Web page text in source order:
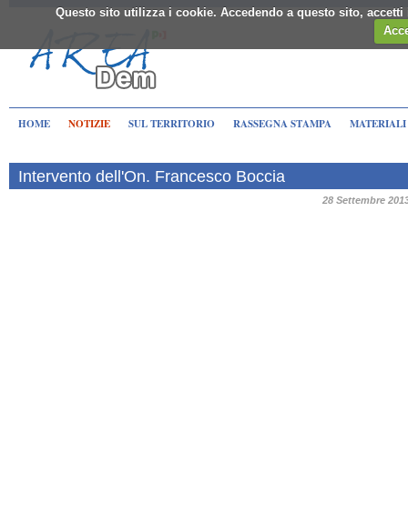
Questo sito utilizza i cookie. Accedendo a questo sito,
HOME NOTIZIE SUL TERRITORIO RASSEGNA STAMPA MATERIALI
Intervento dell'On. Francesco Boccia
28 Settembre